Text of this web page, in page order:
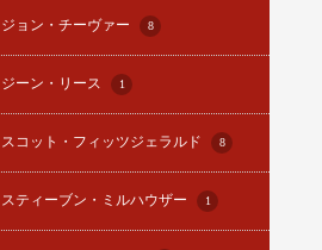
ジョン・チーヴァー 8
ジーン・リース 1
スコット・フィッツジェラルド 8
スティーブン・ミルハウザー 1